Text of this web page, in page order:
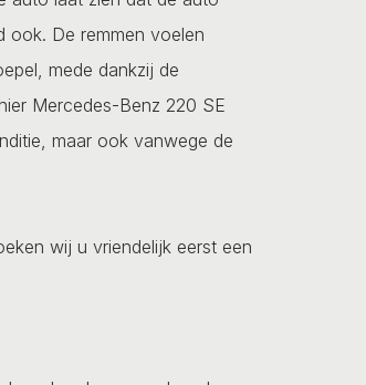
ook. De remmen voelen
mede dankzij de
Mercedes-Benz 220 SE
maar ook vanwege de
wij u vriendelijk eerst een